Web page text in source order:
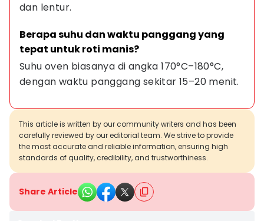
dan lentur.
Berapa suhu dan waktu panggang yang
tepat untuk roti manis?
Suhu oven biasanya di angka 170°C–180°C,
dengan waktu panggang sekitar 15–20 menit.
This article is written by our community writers and has been
carefully reviewed by our editorial team. We strive to provide
the most accurate and reliable information, ensuring high
standards of quality, credibility, and trustworthiness.
Share Article